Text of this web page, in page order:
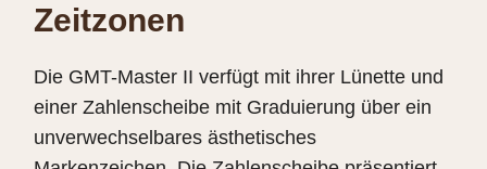
Zeitzonen
Die GMT-Master II verfügt mit ihrer Lünette und
einer Zahlenscheibe mit Graduierung über ein
unverwechselbares ästhetisches